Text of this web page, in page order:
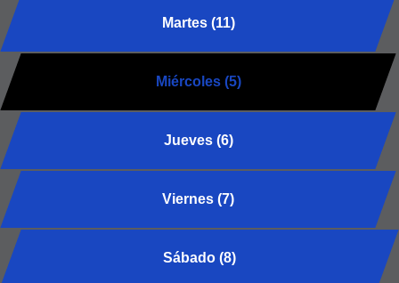
Martes (11)
Miércoles (5)
Jueves (6)
Viernes (7)
Sábado (8)